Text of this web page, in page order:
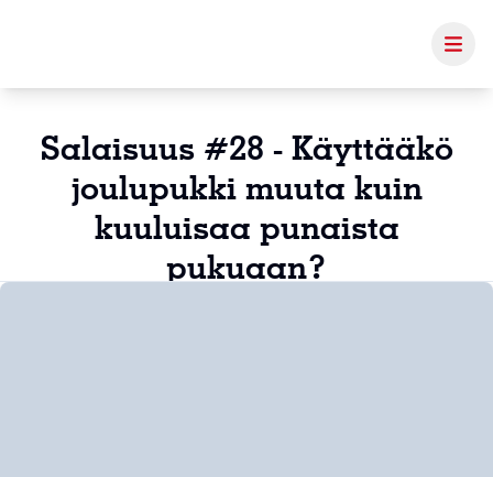
Salaisuus #28 - Käyttääkö
joulupukki muuta kuin
kuuluisaa punaista
pukuaan?